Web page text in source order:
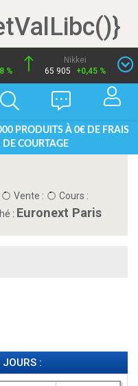
%
Nikkei
65 905
+0,45 %
PRODUITS À 0€ DE FRAIS
DE COURTAGE
Vente : Cours :
: Euronext Paris
JOURS :